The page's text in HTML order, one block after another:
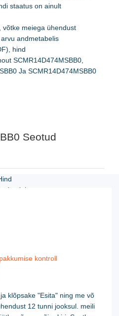
staatus on ainult
võtke meiega ühendust
andmetabelis
hind
SCMR14D474MSBB0,
Ja SCMR14D474MSBB0
Seotud
kontroll
klõpsake "Esita" ning me võ
12 tunni jooksul. meili